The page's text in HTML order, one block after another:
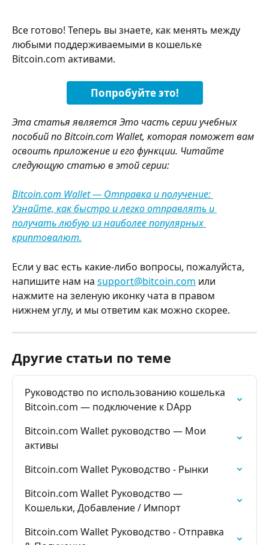
Все готово! Теперь вы знаете, как менять между
любыми поддерживаемыми в кошельке
Bitcoin.com активами.
Попробуйте это!
Эта статья является Это часть серии учебных
пособий по Bitcoin.com Wallet, которая поможет вам
освоить приложение и его функции. Читайте
следующую статью в этой серии:
Bitcoin.com Wallet — Отправка и получение:
Узнайте, как быстро и легко отправлять и
получать любую из наиболее популярных
криптовалют.
Если у вас есть какие-либо вопросы, пожалуйста,
напишите нам на support@bitcoin.com или
нажмите на зеленую иконку чата в правом
нижнем углу, и мы ответим как можно скорее.
Другие статьи по теме
Руководство по использованию кошелька
Bitcoin.com — подключение к DApp
Bitcoin.com Wallet руководство — Мои
активы
Bitcoin.com Wallet Руководство - Рынки
Bitcoin.com Wallet Руководство —
Кошельки, Добавление / Импорт
Bitcoin.com Wallet Руководство - Отправка